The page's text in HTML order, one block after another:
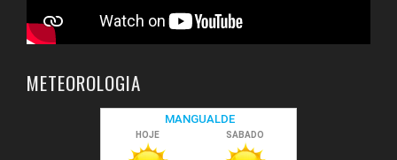
METEOROLOGIA